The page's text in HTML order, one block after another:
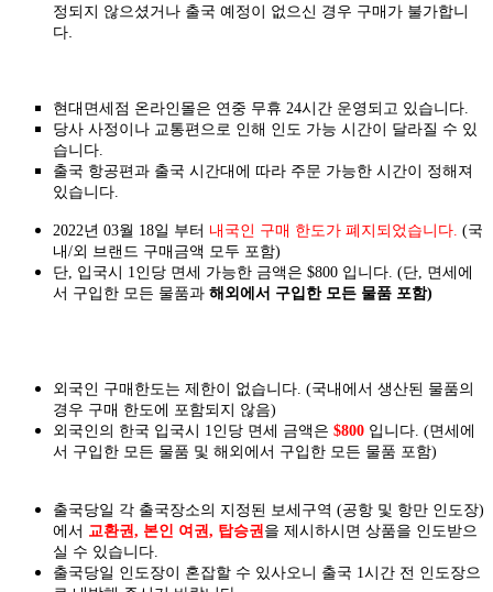
정되지 않으셨거나 출국 예정이 없으신 경우 구매가 불가합니
다.
현대면세점 온라인몰은 연중 무휴 24시간 운영되고 있습니다.
당사 사정이나 교통편으로 인해 인도 가능 시간이 달라질 수 있
습니다.
출국 항공편과 출국 시간대에 따라 주문 가능한 시간이 정해져
있습니다.
2022년 03월 18일 부터 내국인 구매 한도가 폐지되었습니다. (국
내/외 브랜드 구매금액 모두 포함)
단, 입국시 1인당 면세 가능한 금액은 $800 입니다. (단, 면세에
서 구입한 모든 물품과 해외에서 구입한 모든 물품 포함)
외국인 구매한도는 제한이 없습니다. (국내에서 생산된 물품의
경우 구매 한도에 포함되지 않음)
외국인의 한국 입국시 1인당 면세 금액은 $800 입니다. (면세에
서 구입한 모든 물품 및 해외에서 구입한 모든 물품 포함)
출국당일 각 출국장소의 지정된 보세구역 (공항 및 항만 인도장)
에서 교환권, 본인 여권, 탑승권 을 제시하시면 상품을 인도 받으
실 수 있습니다.
출국당일 인도장이 혼잡할 수 있사오니 출국 1시간 전 인도장으